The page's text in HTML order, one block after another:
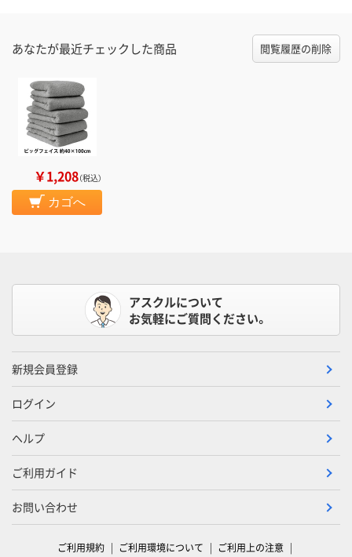
あなたが最近チェックした商品 閲覧履歴の削除
￥1,208（税込）
カゴへ
アスクルについて
お気軽にご質問ください。
新規会員登録
ログイン
ヘルプ
ご利用ガイド
お問い合わせ
ご利用規約 ご利用環境について ご利用上の注意